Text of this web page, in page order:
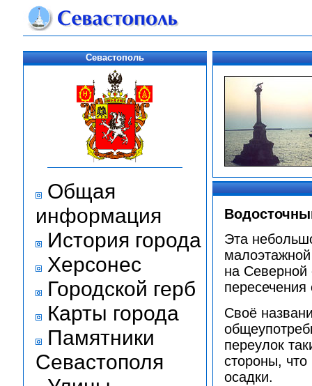
Севастополь
Общая
информация
История города
Херсонес
Городской герб
Карты города
Памятники
Севастополя
Эта
на Северной
пересечения
Своё
переулок
стороны,
осадки.